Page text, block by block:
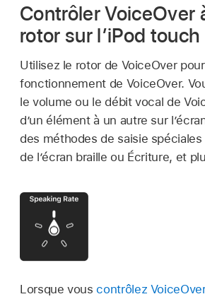
Contrôler VoiceOver
rotor sur l’iPod touch
Utilisez le rotor de VoiceOver
fonctionnement de VoiceOver.
le volume ou le débit vocal de
d’un élément à un autre sur
des méthodes de saisie
de l’écran braille ou Écriture, et
Lorsque vouscontrôlez VoiceOver